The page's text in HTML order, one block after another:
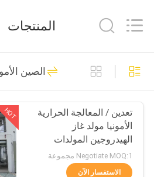
بيت
منتجات
معلومات
Technology
Co.,Ltd.
Reserved.
مولدات
بسا
175
المنتجات
الصين
HOT
تعدين / المعالجة الحرارية
الأمونيا مولد غاز
الهيدروجين المولدات
Negotiate MOQ:1 مجموعة
الاستفسار الآن